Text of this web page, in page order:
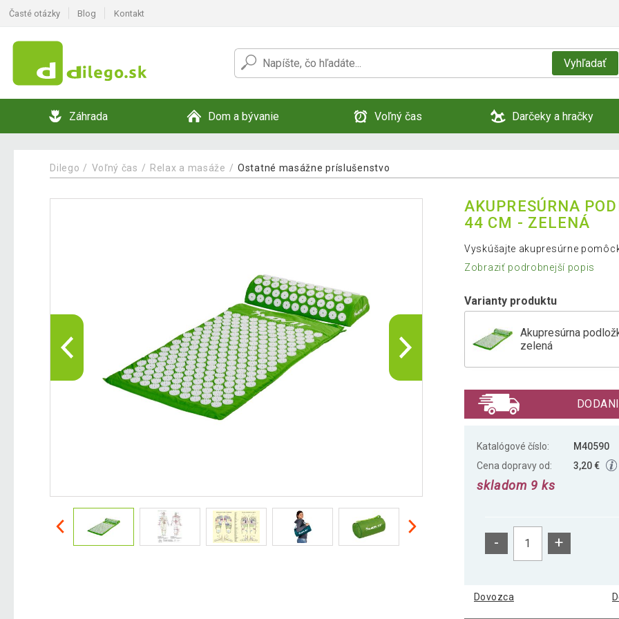
Časté otázky Blog Kontakt
Vyhľadať
Záhrada Dom a bývanie Voľný čas Darčeky a hračky
Dilego Voľný čas Relax a masáže Ostatné masážne príslušenstvo
AKUPRESÚRNA
44 CM - ZELENÁ
Vyskúšajte akupresúrne
Zobraziť podrobnejší popis
Varianty produktu
Akupresúrna
zelená
Akupresúrna
Akupresúrna
Akupresúrna
Akupresúrna
Katalógové číslo:
M40590
Cena dopravy od:
3,20 €
skladom 9 ks
- +
Dovozca